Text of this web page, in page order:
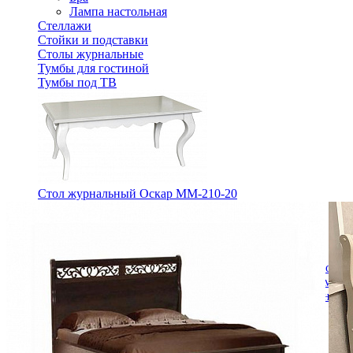
Лампа настольная
Стеллажи
Стойки и подставки
Столы журнальные
Тумбы для гостиной
Тумбы под ТВ
Стол журнальный Оскар ММ-210-20
Деревянные кровати с подъемным механизмом
Кровати односпальные с подъемным механизмом
Кровати двуспальные с подъемным механизмом
Кровати полутороспальные с подъемным
Зеркала
Комоды
Кровати двуспальные